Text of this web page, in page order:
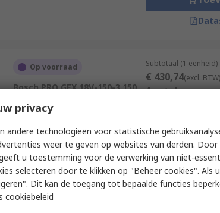
Op voorraad
Bosch PRO GEX 18V-150-3 150
RS-stocknr.829-103
Fabrikantnummer
0.601.372.903
Subtotaal (1 eenheid)
€ 430,74(excl. BTW)
Aantal
privacy
andere technologieën voor statistische
weer te geven op websites van derden. Door
u toestemming voor de verwerking van niet-
selecteren door te klikken op "Beheer cookies". Als
Dit kan de toegang tot bepaalde functies
cookiebeleid